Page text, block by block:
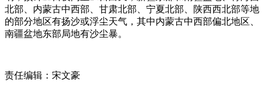
北部、内蒙古中西部、甘肃北部、宁夏北部、陕西西北部等地
的部分地区有扬沙或浮尘天气，其中内蒙古中西部偏北地区、
南疆盆地东部局地有沙尘暴。
责任编辑：宋文豪